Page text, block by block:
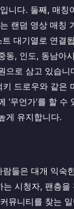
니다. 둘째, 매칭
랜덤 영상 매칭
대기열로 연결
동, 인도, 동남아
으로 삼고 있습니
드로우와 같은
'무언가'를 할 수
게 유지합니다.
들은 대개 익숙
시청자, 팬층을
뮤니티를 찾는